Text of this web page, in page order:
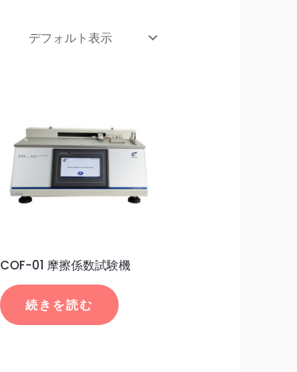
COF-01 摩擦係数試験機
続きを読む